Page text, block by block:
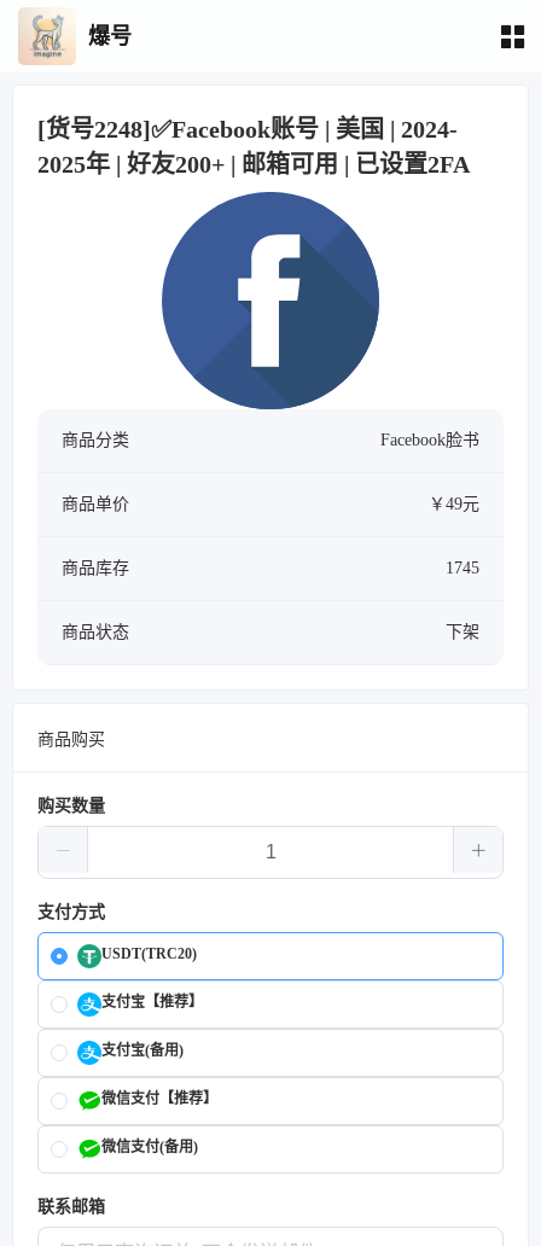
爆号
[货号2248]✅Facebook账号 | 美国 | 2024-
2025年 | 好友200+ | 邮箱可用 | 已设置2FA
商品分类 Facebook脸书
商品单价 ￥49元
商品库存 1745
商品状态 下架
商品购买
购买数量
支付方式
USDT(TRC20)
支付宝【推荐】
支付宝(备用)
微信支付【推荐】
微信支付(备用)
联系邮箱